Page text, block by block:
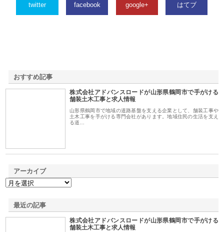
twitter facebook google+ はてブ
おすすめ記事
株式会社アドバンスロードが山形県鶴岡市で手がける
舗装土木工事と求人情報
山形県鶴岡市で地域の道路基盤を支える企業として、舗装工事や
土木工事を手がける専門会社があります。地域住民の生活を支え
る道…
アーカイブ
最近の記事
株式会社アドバンスロードが山形県鶴岡市で手がける
舗装土木工事と求人情報